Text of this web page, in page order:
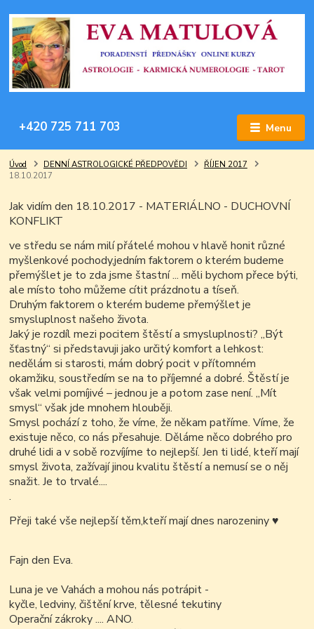
Menu
+420 725 711 703
Úvod DENNÍ ASTROLOGICKÉ PŘEDPOVĚDI
ŘÍJEN 2017
18.10.2017
Jak vidím den 18.10.2017 - MATERIÁLNO - DUCHOVNÍ
KONFLIKT
ve středu se nám milí přátelé mohou v hlavě honit různé
myšlenkové pochody,jedním faktorem o kterém budeme
přemýšlet je to zda jsme štastní ... měli bychom přece býti,
ale místo toho můžeme cítit prázdnotu a tíseň.
Druhým faktorem o kterém budeme přemýšlet je
smysluplnost našeho života.
Jaký je rozdíl mezi pocitem štěstí a smysluplnosti? „Být
šťastný“ si představuji jako určitý komfort a lehkost:
nedělám si starosti, mám dobrý pocit v přítomném
okamžiku, soustředím se na to příjemné a dobré. Štěstí je
však velmi pomíjivé – jednou je a potom zase není. „Mít
smysl“ však jde mnohem hlouběji.
Smysl pochází z toho, že víme, že někam patříme. Víme, že
existuje něco, co nás přesahuje. Děláme něco dobrého pro
druhé lidi a v sobě rozvíjíme to nejlepší. Jen ti lidé, kteří mají
smysl života, zažívají jinou kvalitu štěstí a nemusí se o něj
snažit. Je to trvalé....
.
Přeji také vše nejlepší těm,kteří mají dnes narozeniny♥
Fajn den Eva.
Luna je ve Vahách a mohou nás potrápit -
kyčle, ledviny, čištění krve, tělesné tekutiny
Operační zákroky .... ANO.